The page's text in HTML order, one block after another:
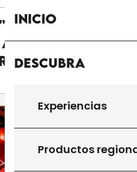
Inicio
Descubra
Experiencias
Productos
sur
musée